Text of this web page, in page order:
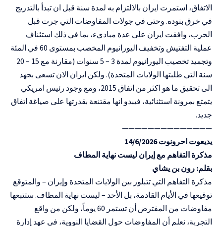
الاتفاق، استمرت ايران بالالتزام به لمدة سنة قبل ان تبدأ بالتدريج
في خرق بنوده. وحتى في جولات المفاوضات التي جرت قبل
الحرب، وافقت ايران على عدة مباديء، بما في ذلك استئناف
عملية التفتيش وتخفيف اليورانيوم المخصب بمستوى 60 في المئة
وتجميد تخصيب اليورانيوم لمدة 3 – 5 سنوات (مقارنة مع 15 – 20
سنة التي طلبتها الولايات المتحدة). ولكن ايران الان تسعى بجهد
الى تحقيق ما هو اكثر من اتفاق 2015، ومع وجود رئيس امريكي
يتمتع بمرونة استثنائية، فيبدو انها مقتنعة بقدرتها على صياغة اتفاق
جديد.
——————————————
يديعوت احرونوت 14/6/2026
مذكرة التفاهم مع إيران ليست نهاية المطاف
بقلم: رون بن يشاي
مذكرة التفاهم التي تتبلور بين الولايات المتحدة وإيران – والمتوقع
توقيعها في الأيام القادمة، بل الأحد – ليست نهاية المطاف. ستتبعها
مفاوضات من المفترض أن تستمر 60 يوماً، ولكن من واقع
التجربة، نعلم أن المفاوضات حول القضايا النووية، في عهد إدارة